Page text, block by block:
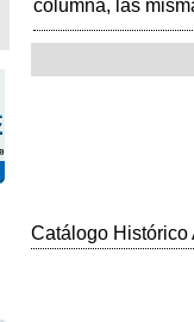
columna, las
Catálogo Histórico